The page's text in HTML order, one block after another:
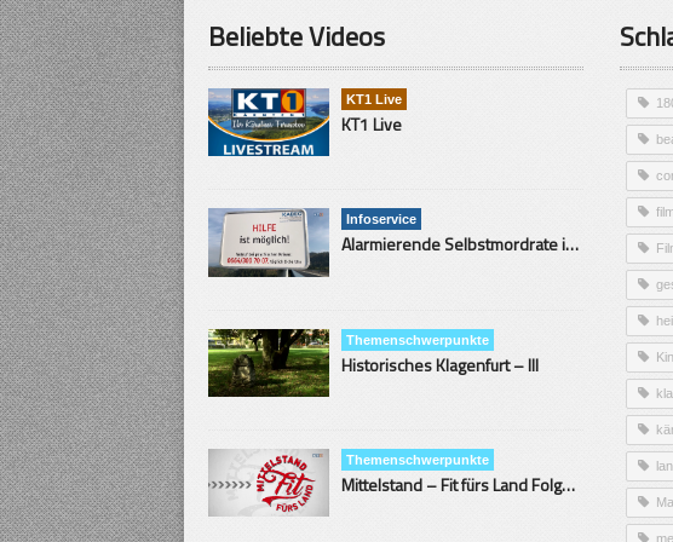
Beliebte Videos
KT1 Live
KT1 Live
Infoservice
Alarmierende Selbstmordrate in Kärnten
Themenschwerpunkte
Historisches Klagenfurt – III
Themenschwerpunkte
Mittelstand – Fit fürs Land Folge 9- Konditor